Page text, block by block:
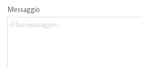
Messaggio